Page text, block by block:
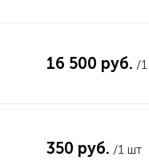
16 500 руб. /
350 руб. /1 шт